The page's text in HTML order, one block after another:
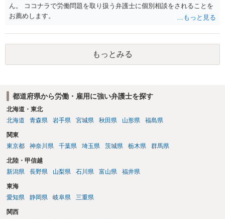
は、第三者から支払ってもらうことになります。 会社等との交渉が必
要になると思います（良い会社でしたら、自ら話してくると思います
の弁護士にご相談ください。 以上、ご参考まで。
ん。 ココナラで労働問題を取り扱う弁護士に個別相談をされることを
お薦めします。
もっとみる
都道府県から労働・雇用に強い弁護士を探す
北海道・東北
北海道
青森県 岩手県 宮城県 秋田県 山形県 福島県
関東
東京都
神奈川県 千葉県 埼玉県 茨城県 栃木県 群馬県
北陸・甲信越
新潟県
長野県 山梨県 石川県 富山県 福井県
東海
愛知県
静岡県 岐阜県 三重県
関西